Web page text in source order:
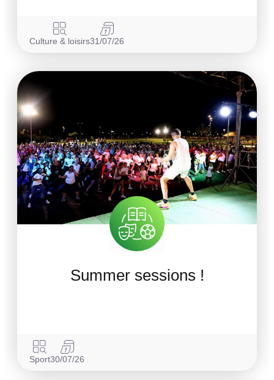
Culture & loisirs31/07/26
Summer sessions !
Sport30/07/26